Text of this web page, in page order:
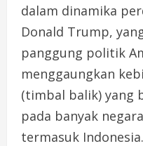
dalam dinamika
Donald Trump,
panggung politik
menggaungkan
(timbal balik) yang
pada banyak
termasuk